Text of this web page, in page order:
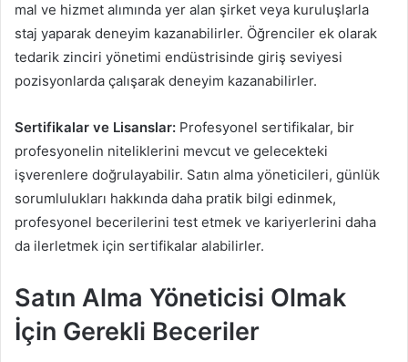
mal ve hizmet alımında yer alan şirket veya kuruluşlarla
staj yaparak deneyim kazanabilirler. Öğrenciler ek olarak
tedarik zinciri yönetimi endüstrisinde giriş seviyesi
pozisyonlarda çalışarak deneyim kazanabilirler.
Sertifikalar ve Lisanslar: Profesyonel sertifikalar, bir
profesyonelin niteliklerini mevcut ve gelecekteki
işverenlere doğrulayabilir. Satın alma yöneticileri, günlük
sorumlulukları hakkında daha pratik bilgi edinmek,
profesyonel becerilerini test etmek ve kariyerlerini daha
da ilerletmek için sertifikalar alabilirler.
Satın Alma Yöneticisi Olmak
İçin Gerekli Beceriler